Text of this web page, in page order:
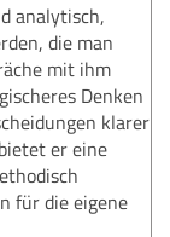
analytisch,
die man
mit ihm
Denken
klarer
er eine
für die eigene